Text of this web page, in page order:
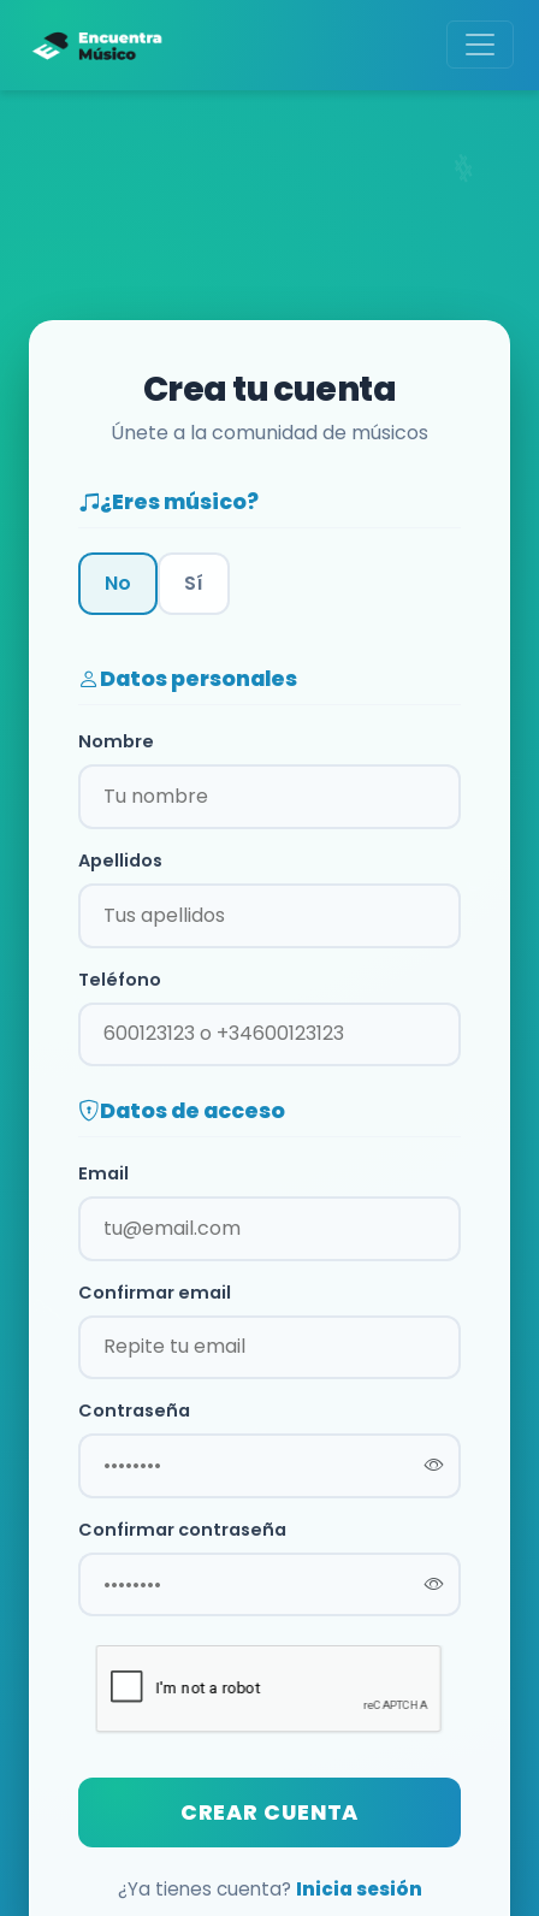
Crea tu cuenta
Únete a la comunidad de músicos
¿Eres músico?
No Sí
Datos personales
Nombre
Apellidos
Teléfono
Datos de acceso
Email
Confirmar email
Contraseña
Confirmar contraseña
CREAR CUENTA
¿Ya tienes cuenta? Inicia sesión